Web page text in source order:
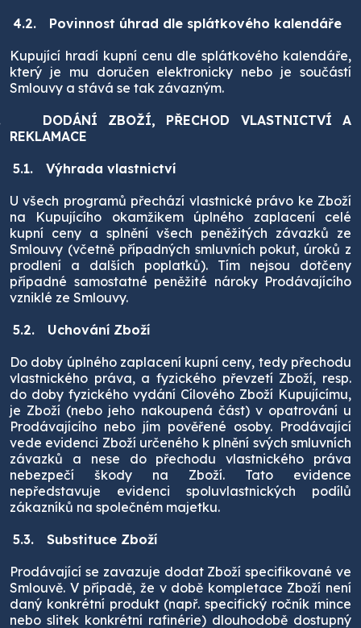
4.2.
Povinnost úhrad dle splátkového kalendáře
Kupující hradí kupní cenu dle splátkového kalendáře,
který je mu doručen elektronicky nebo je součástí
Smlouvy a stává se tak závazným.
DODÁNÍ ZBOŽÍ, PŘECHOD VLASTNICTVÍ A
REKLAMACE
5.1.
Výhrada vlastnictví
U všech programů přechází vlastnické právo ke Zboží
na Kupujícího okamžikem úplného zaplacení celé
kupní ceny a splnění všech peněžitých závazků ze
Smlouvy (včetně případných smluvních pokut, úroků z
prodlení a dalších poplatků). Tím nejsou dotčeny
případné samostatné peněžité nároky Prodávajícího
vzniklé ze Smlouvy.
5.2.
Uchování Zboží
Do doby úplného zaplacení kupní ceny, tedy přechodu
vlastnického práva, a fyzického převzetí Zboží, resp.
do doby fyzického vydání Cílového Zboží Kupujícímu,
je Zboží (nebo jeho nakoupená část) v opatrování u
Prodávajícího nebo jím pověřené osoby. Prodávající
vede evidenci Zboží určeného k plnění svých smluvních
závazků a nese do přechodu vlastnického práva
nebezpečí škody na Zboží. Tato evidence
nepředstavuje evidenci spoluvlastnických podílů
zákazníků na společném majetku.
5.3.
Substituce Zboží
Prodávající se zavazuje dodat Zboží specifikované ve
Smlouvě. V případě, že v době kompletace Zboží není
daný konkrétní produkt (např. specifický ročník mince
nebo slitek konkrétní rafinérie) dlouhodobě dostupný